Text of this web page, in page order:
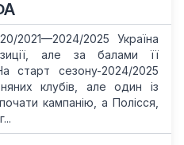
2021—2024/2025 Україна
але за балами її
старт сезону-2024/2025
клубів, але один із
кампанію, а Полісся,